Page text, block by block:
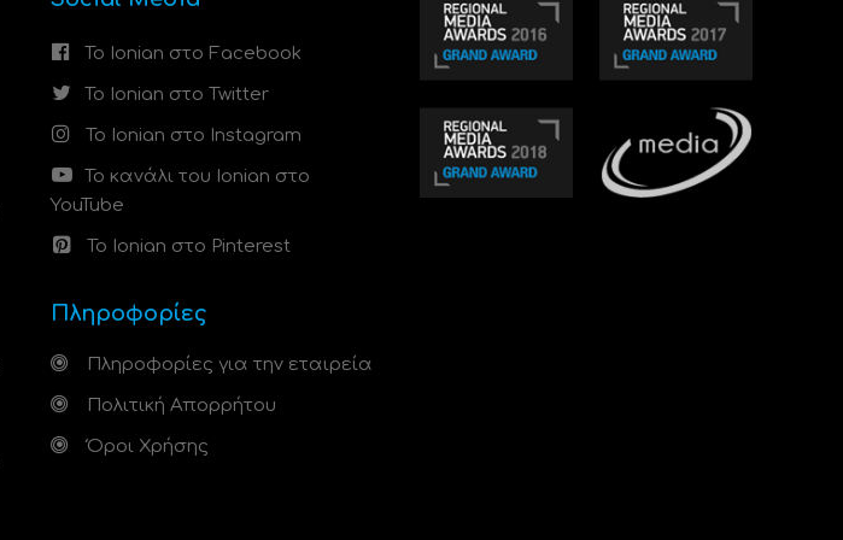
Το Ionian στο Facebook
Το Ionian στο Twitter
Το Ionian στο Instagram
Το κανάλι του Ionian στο
YouTube
Το Ionian στο Pinterest
Πληροφορίες
Πληροφορίες για την εταιρεία
Πολιτική Απορρήτου
Όροι Χρήσης